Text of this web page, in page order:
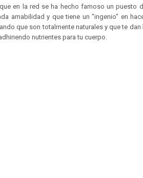
en la red se ha hecho famoso un
amabilidad y que tiene un "ingenio" en
que son totalmente naturales y que te
nutrientes para tu cuerpo.